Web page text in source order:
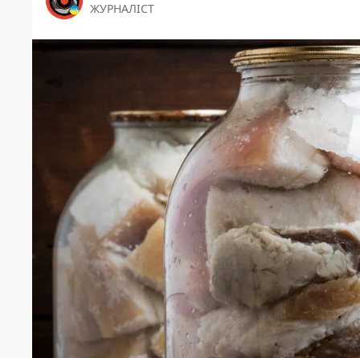
ЖУРНАЛІСТ